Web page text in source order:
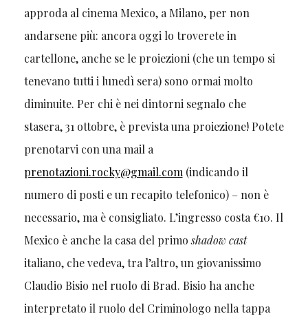
approda al cinema Mexico, a Milano, per non
andarsene più: ancora oggi lo troverete in
cartellone, anche se le proiezioni (che un tempo si
tenevano tutti i lunedì sera) sono ormai molto
diminuite. Per chi è nei dintorni segnalo che
stasera, 31 ottobre, è prevista una proiezione! Potete
prenotarvi con una mail a
prenotazioni.rocky@gmail.com (indicando il
numero di posti e un recapito telefonico) – non è
necessario, ma è consigliato. L’ingresso costa €10. Il
Mexico è anche la casa del primoshadow cast
italiano, che vedeva, tra l’altro, un giovanissimo
Claudio Bisio nel ruolo di Brad. Bisio ha anche
interpretato il ruolo del Criminologo nella tappa